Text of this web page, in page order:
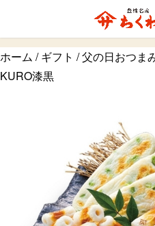
ホーム /ギフト / 父の日おつま
KURO漆黒